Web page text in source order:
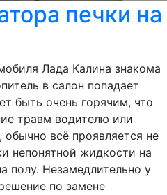
печки на
Лада Калина знакома
в салон попадает
быть очень горячим, что
травм водителю или
всё проявляется не
непонятной жидкости на
полу. Незамедлительно у
по замене